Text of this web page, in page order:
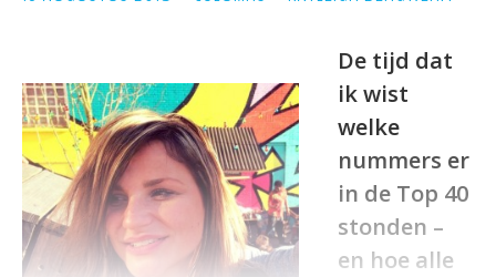
De tijd dat
ik wist
welke
nummers er
in de Top 40
stonden –
en hoe alle